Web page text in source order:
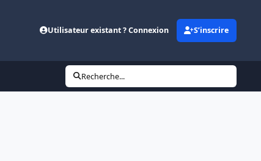
Utilisateur existant ? Connexion S’inscrire
Recherche...